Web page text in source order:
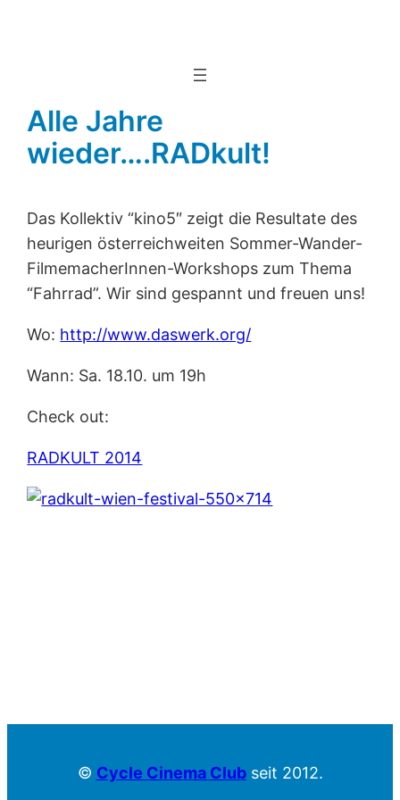
Alle Jahre
wieder….RADkult!
Das Kollektiv “kino5″ zeigt die Resultate des
heurigen österreichweiten Sommer-Wander-
FilmemacherInnen-Workshops zum Thema
“Fahrrad”. Wir sind gespannt und freuen uns!
Wo: http://www.daswerk.org/
Wann: Sa. 18.10. um 19h
Check out:
RADKULT 2014
© Cycle Cinema Clubseit 2012.